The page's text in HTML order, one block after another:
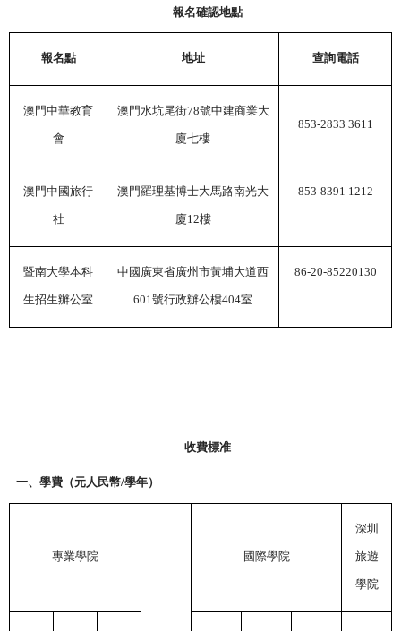
報名確認地點
報名點 地址 查詢電話
澳門中華教育
會
澳門水坑尾街78號中建商業大
廈七樓
853-2833 3611
澳門中國旅行
社
澳門羅理基博士大馬路南光大
廈12樓
853-8391 1212
暨南大學本科
生招生辦公室
中國廣東省廣州市黃埔大道西
601號行政辦公樓404室
86-20-85220130
收費標准
一、學費（元人民幣/學年）
專業學院 國際學院
深圳
旅遊
學院